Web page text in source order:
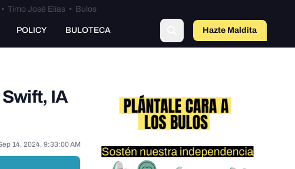
• Timo José Elías• Bulos
POLICY BULOTECA Hazte Maldito
Swift, IA
14, 2024, 9:33:00 AM